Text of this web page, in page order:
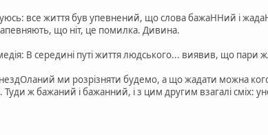
все життя був упевнений, що слова бажаННий і
що ніт, це помилка. Дивина.
В середині путі життя людського... виявив, що пари
ми розрізняти будемо, а що жадати можна
ж бажаний і бажанний, і з цим другим взагалі сміх: